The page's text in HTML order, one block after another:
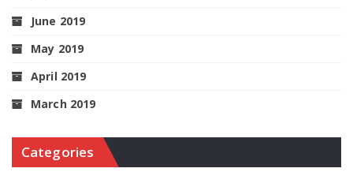
June 2019
May 2019
April 2019
March 2019
Categories